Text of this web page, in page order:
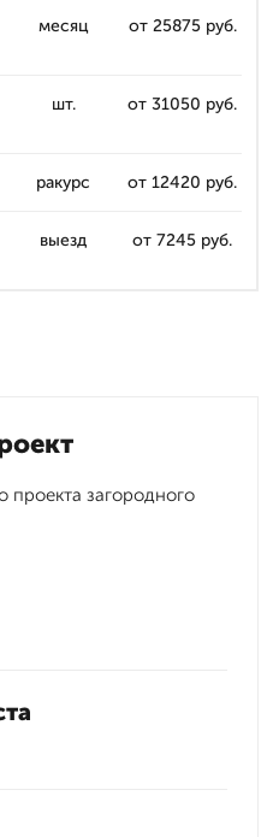
месяц от 25875 руб.
шт. от 31050 руб.
ракурс от 12420 руб.
выезд от 7245 руб.
проекта загородного